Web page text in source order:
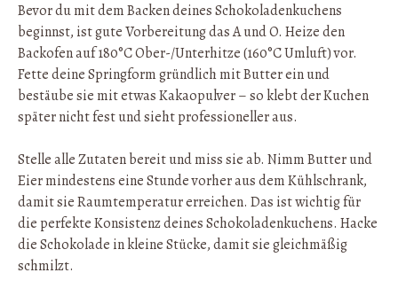
Bevor du mit dem Backen deines Schokoladenkuchens
beginnst, ist gute Vorbereitung das A und O. Heize den
Backofen auf 180°C Ober-/Unterhitze (160°C Umluft) vor.
Fette deine Springform gründlich mit Butter ein und
bestäube sie mit etwas Kakaopulver – so klebt der Kuchen
später nicht fest und sieht professioneller aus.
Stelle alle Zutaten bereit und miss sie ab. Nimm Butter und
Eier mindestens eine Stunde vorher aus dem Kühlschrank,
damit sie Raumtemperatur erreichen. Das ist wichtig für
die perfekte Konsistenz deines Schokoladenkuchens. Hacke
die Schokolade in kleine Stücke, damit sie gleichmäßig
schmilzt.